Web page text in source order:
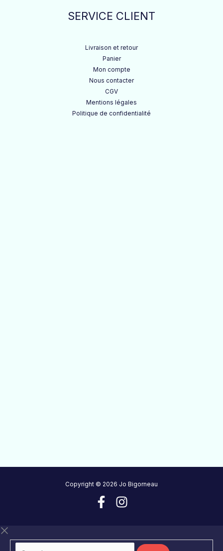
SERVICE CLIENT
Livraison et retour
Panier
Mon compte
Nous contacter
CGV
Mentions légales
Politique de confidentialité
Copyright © 2026 Jo Bigorneau